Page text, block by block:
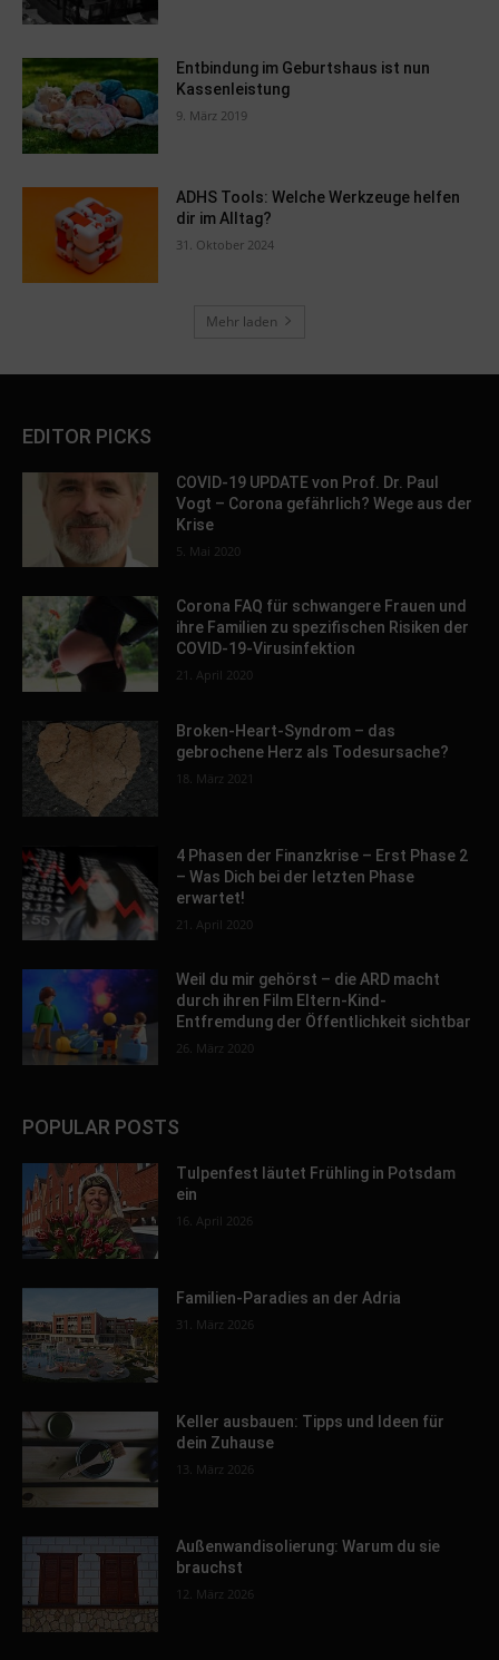
Entbindung im Geburtshaus ist nun
Kassenleistung
9. März 2019
ADHS Tools: Welche Werkzeuge helfen
dir im Alltag?
31. Oktober 2024
Mehr laden
EDITOR PICKS
COVID-19 UPDATE von Prof. Dr. Paul
Vogt – Corona gefährlich? Wege aus der
Krise
5. Mai 2020
Corona FAQ für schwangere Frauen und
ihre Familien zu spezifischen Risiken der
COVID-19-Virusinfektion
21. April 2020
Broken-Heart-Syndrom – das
gebrochene Herz als Todesursache?
18. März 2021
4 Phasen der Finanzkrise – Erst Phase 2
– Was Dich bei der letzten Phase
erwartet!
21. April 2020
Weil du mir gehörst – die ARD macht
durch ihren Film Eltern-Kind-
Entfremdung der Öffentlichkeit sichtbar
26. März 2020
POPULAR POSTS
Tulpenfest läutet Frühling in Potsdam
ein
16. April 2026
Familien-Paradies an der Adria
31. März 2026
Keller ausbauen: Tipps und Ideen für
dein Zuhause
13. März 2026
Außenwandisolierung: Warum du sie
brauchst
12. März 2026